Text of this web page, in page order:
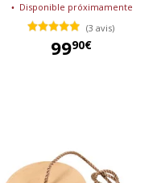
Disponible próximamente
(3 avis)
9990€